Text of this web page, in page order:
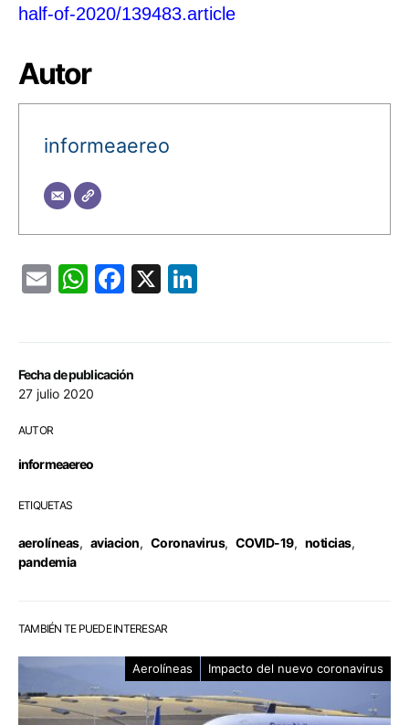
Fecha de publicación
27 julio 2020
AUTOR
informeaereo
ETIQUETAS
aerolíneas, aviacion, Coronavirus, COVID-19, noticias,
pandemia
half-of-2020/139483.article
Autor
informeaereo
EmailWhatsApp
Facebook
X
TAMBIÉN TE PUEDE INTERESAR
Aerolíneas Impacto del nuevo coronavirus